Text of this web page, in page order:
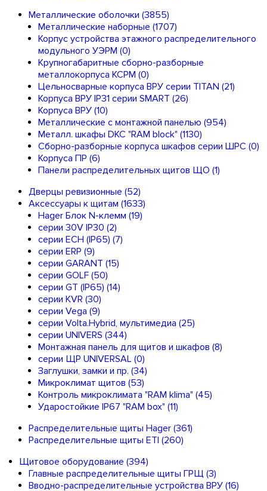
Металлические оболочки (3855)
Металлические наборные (1707)
Корпус устройства этажного распределительного
модульного УЭРМ (0)
Крупногабаритные сборно-разборные
металлокорпуса КСРМ (0)
Цельносварные корпуса ВРУ серии TITAN (21)
Корпуса ВРУ IP31 серии SMART (26)
Корпуса ВРУ (10)
Металлические с монтажной панелью (954)
Металл. шкафы DKC "RAM block" (1130)
Сборно-разборные корпуса шкафов серии ШРС (0)
Корпуса ПР (6)
Панели распределительных щитов ЩО (1)
Дверцы ревизионные (52)
Аксессуары к щитам (1633)
Hager Блок N-клемм (19)
серии 30V IP30 (2)
серии ECH (IP65) (7)
серии ERP (9)
серии GARANT (15)
серии GOLF (50)
серии GT (IP65) (14)
серии KVR (30)
серии Vega (9)
серии Volta.Hybrid, мультимедиа (25)
серии UNIVERS (344)
Монтажная панель для щитов и шкафов (8)
серии ЩР UNIVERSAL (0)
Заглушки, замки и пр. (34)
Микроклимат щитов (53)
Контроль микроклимата "RAM klima" (45)
Ударостойкие IP67 "RAM box" (11)
Распределительные щиты Hager (361)
Распределительные щиты ETI (260)
Щитовое оборудование (394)
Главные распределительные щиты ГРЩ (3)
Вводно-распределительные устройства ВРУ (16)